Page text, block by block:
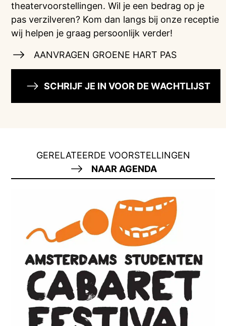
theatervoorstellingen. Wil je een bedrag op je
pas verzilveren? Kom dan langs bij onze receptie
wij helpen je graag persoonlijk verder!
AANVRAGEN GROENE HART PAS
SCHRIJF JE IN VOOR DE WACHTLIJST
GERELATEERDE VOORSTELLINGEN
NAAR AGENDA